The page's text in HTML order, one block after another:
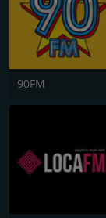
90FM